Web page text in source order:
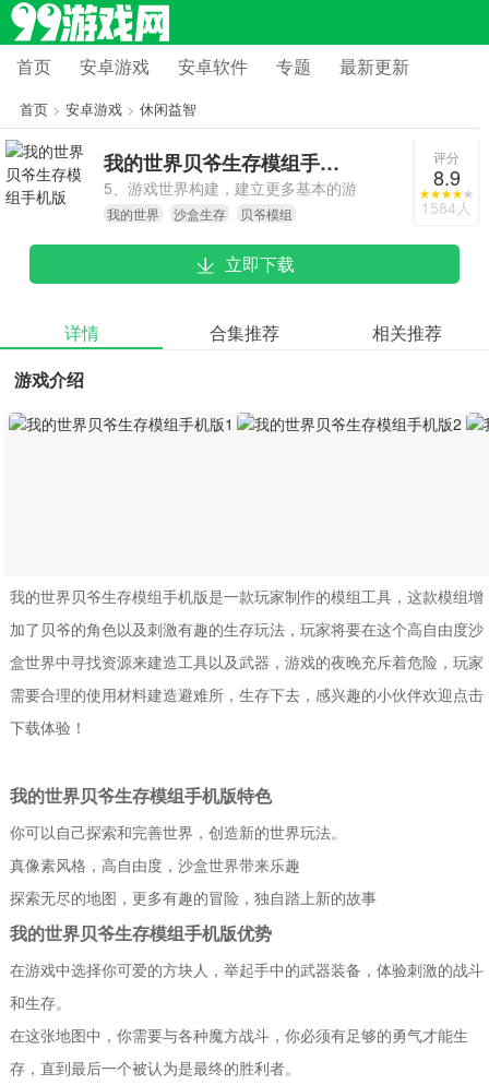
首页 安卓游戏 安卓软件 专题 最新更新
首页> 安卓游戏> 休闲益智
我的世界贝爷生存模组手机版
5、游戏世界构建，建立更多基本的游
戏设施，以便我们可以更好地在游戏
中生存并更好地体验此模块。
我的世界 沙盒生存 贝爷模组
评分
8.9
1584人
立即下载
详情 合集推荐
相关推荐
游戏介绍
我的世界贝爷生存模组手机版是一款玩家制作的模组工具，这款模组增
加了贝爷的角色以及刺激有趣的生存玩法，玩家将要在这个高自由度沙
盒世界中寻找资源来建造工具以及武器，游戏的夜晚充斥着危险，玩家
需要合理的使用材料建造避难所，生存下去，感兴趣的小伙伴欢迎点击
下载体验！
我的世界贝爷生存模组手机版特色
你可以自己探索和完善世界，创造新的世界玩法。
真像素风格，高自由度，沙盒世界带来乐趣
探索无尽的地图，更多有趣的冒险，独自踏上新的故事
我的世界贝爷生存模组手机版优势
在游戏中选择你可爱的方块人，举起手中的武器装备，体验刺激的战斗
和生存。
在这张地图中，你需要与各种魔方战斗，你必须有足够的勇气才能生
存，直到最后一个被认为是最终的胜利者。